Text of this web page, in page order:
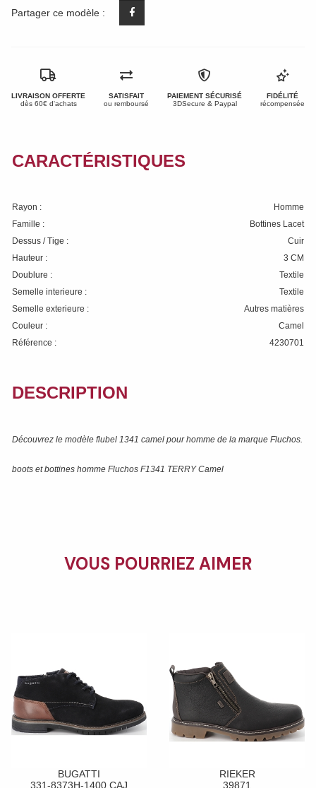
Partager ce modèle :
LIVRAISON OFFERTE
dès 60€ d'achats
SATISFAIT
ou remboursé
PAIEMENT SÉCURISÉ
3DSecure & Paypal
FIDÉLITÉ
récompensée
CARACTÉRISTIQUES
Rayon :
Homme
Famille :
Bottines Lacet
Dessus / Tige :
Cuir
Hauteur :
3 CM
Doublure :
Textile
Semelle interieure :
Textile
Semelle exterieure :
Autres matières
Couleur :
Camel
Référence :
4230701
DESCRIPTION
Découvrez le modèle flubel 1341 camel pour homme de la marque Fluchos.
boots et bottines homme Fluchos F1341 TERRY Camel
VOUS POURRIEZ AIMER
BUGATTI
331-8373H-1400 CAJ
RIEKER
39871